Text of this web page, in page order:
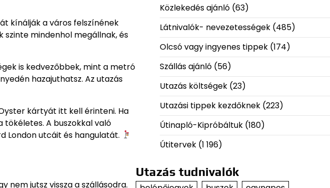
kínálják a város felszínének
szinte mindenhol megállnak, és
is kedvezőbbek, mint a metró
hazajuthatsz. Az utazás
kártyát itt kell érinteni. Ha
A buszokkal való
London utcáit és hangulatát.
nem jutsz vissza a szállásodra.
Közlekedés ajánló(63)
Látnivalók- nevezetességek(485)
Olcsó vagy ingyenes tippek(174)
Szállás ajánló(56)
Utazás költségek(23)
Utazási tippek kezdőknek(223)
Útinapló-Kipróbáltuk(180)
Útitervek(1 196)
Utazás tudnivalók